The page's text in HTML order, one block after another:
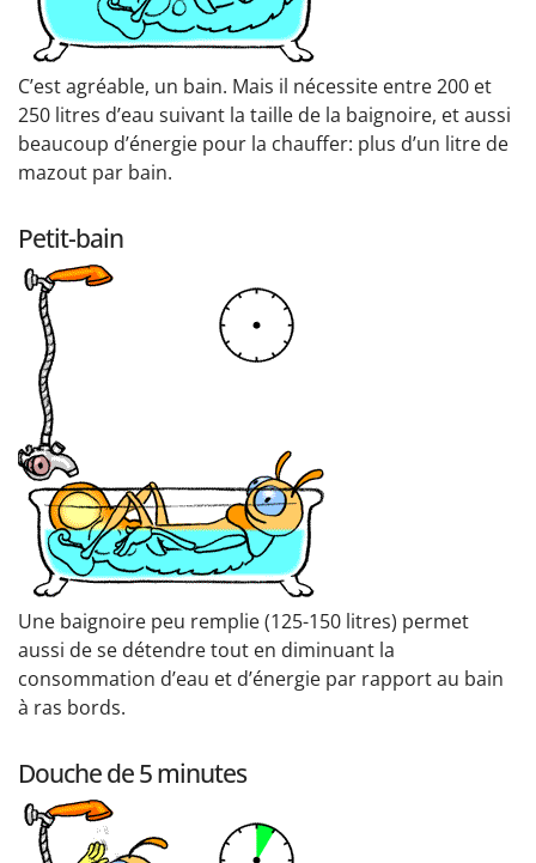
C’est agréable, un bain. Mais il nécessite entre 200 et
250 litres d’eau suivant la taille de la baignoire, et aussi
beaucoup d’énergie pour la chauffer: plus d’un litre de
mazout par bain.
Petit-bain
Une baignoire peu remplie (125-150 litres) permet
aussi de se détendre tout en diminuant la
consommation d’eau et d’énergie par rapport au bain
à ras bords.
Douche de 5 minutes